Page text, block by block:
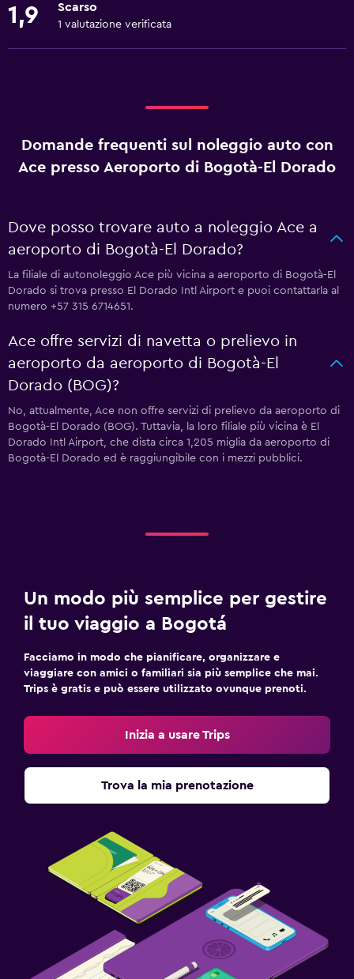
1,9 Scarso
1 valutazione verificata
Domande frequenti sul noleggio auto con
Ace presso Aeroporto di Bogotà-El Dorado
Dove posso trovare auto a noleggio Ace a
aeroporto di Bogotà-El Dorado?
La filiale di autonoleggio Ace più vicina a aeroporto di Bogotà-El
Dorado si trova presso El Dorado Intl Airport e puoi contattarla al
numero +57 315 6714651.
Ace offre servizi di navetta o prelievo in
aeroporto da aeroporto di Bogotà-El
Dorado (BOG)?
No, attualmente, Ace non offre servizi di prelievo da aeroporto di
Bogotà-El Dorado (BOG). Tuttavia, la loro filiale più vicina è El
Dorado Intl Airport, che dista circa 1,205 miglia da aeroporto di
Bogotà-El Dorado ed è raggiungibile con i mezzi pubblici.
Un modo più semplice per gestire
il tuo viaggio a Bogotá
Facciamo in modo che pianificare, organizzare e
viaggiare con amici o familiari sia più semplice che mai.
Trips è gratis e può essere utilizzato ovunque prenoti.
Inizia a usare Trips
Trova la mia prenotazione